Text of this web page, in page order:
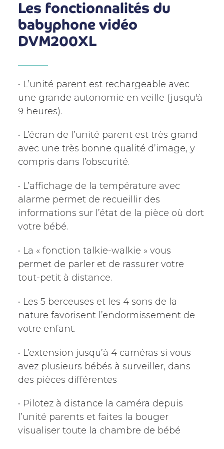
Les fonctionnalités du
babyphone vidéo
DVM200XL
• L’unité parent est rechargeable avec
une grande autonomie en veille (jusqu'à
9 heures).
• L’écran de l’unité parent est très grand
avec une très bonne qualité d’image, y
compris dans l’obscurité.
• L’affichage de la température avec
alarme permet de recueillir des
informations sur l’état de la pièce où dort
votre bébé.
• La « fonction talkie-walkie » vous
permet de parler et de rassurer votre
tout-petit à distance.
• Les 5 berceuses et les 4 sons de la
nature favorisent l’endormissement de
votre enfant.
• L’extension jusqu’à 4 caméras si vous
avez plusieurs bébés à surveiller, dans
des pièces différentes
• Pilotez à distance la caméra depuis
l’unité parents et faites la bouger
visualiser toute la chambre de bébé